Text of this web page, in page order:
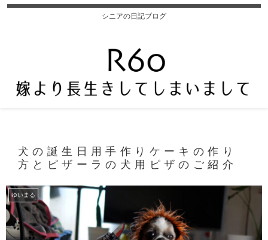
シニアの日記ブログ
犬の誕生日用手作りケーキの作り
方とピザーラの犬用ピザのご紹介
ゆいまる